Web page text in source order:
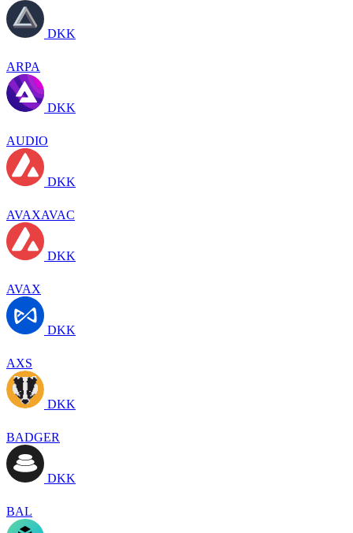
DKK
ARPA
DKK
AUDIO
DKK
AVAXAVAC
DKK
AVAX
DKK
AXS
DKK
BADGER
DKK
BAL